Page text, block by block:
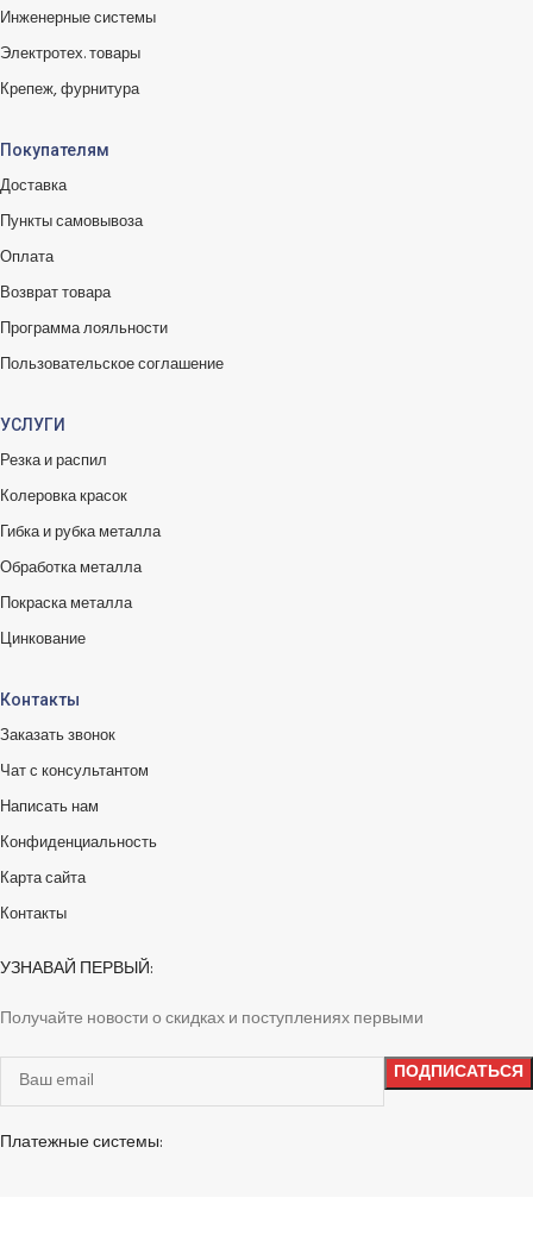
Инженерные системы
Электротех. товары
Крепеж, фурнитура
Покупателям
Доставка
Пункты самовывоза
Оплата
Возврат товара
Программа лояльности
Пользовательское соглашение
УСЛУГИ
Резка и распил
Колеровка красок
Гибка и рубка металла
Обработка металла
Покраска металла
Цинкование
Контакты
Заказать звонок
Чат с консультантом
Написать нам
Конфиденциальность
Карта сайта
Контакты
УЗНАВАЙ ПЕРВЫЙ:
Получайте новости о скидках и поступлениях первыми
Платежные системы: